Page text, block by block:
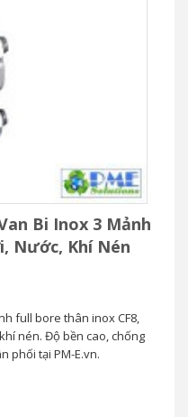
Bi Inox 3 Mảnh
Nước, Khí Nén
full bore thân inox CF8,
nén. Độ bền cao, chống
phối tại PM-E.vn.